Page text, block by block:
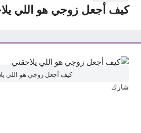
كيف أجعل زوجي هو اللي
كيف أجعل زوجي هو اللي
شارك